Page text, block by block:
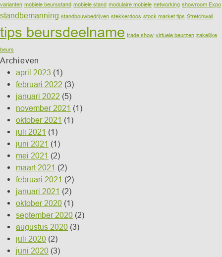
varianten mobiele beursstand mobiele stand modulaire mobiele networking showroom Expo
standbemanning standbouwbedrijven stekkerdoos stock market tips Stretchwall
tips beursdeelname trade show virtuele beurzen zakelijke
beurs
Archieven
april 2023 (1)
februari 2022 (3)
januari 2022 (5)
november 2021 (1)
oktober 2021 (1)
juli 2021 (1)
juni 2021 (1)
mei 2021 (2)
maart 2021 (2)
februari 2021 (2)
januari 2021 (2)
oktober 2020 (1)
september 2020 (2)
augustus 2020 (3)
juli 2020 (2)
juni 2020 (3)